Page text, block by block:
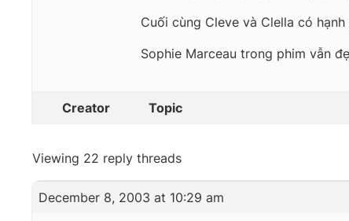
Cuối cùng Cleve và Clella có
Sophie Marceau trong phim vẫn
Creator Topic
Viewing 22 reply threads
December 8, 2003 at 10:29 am